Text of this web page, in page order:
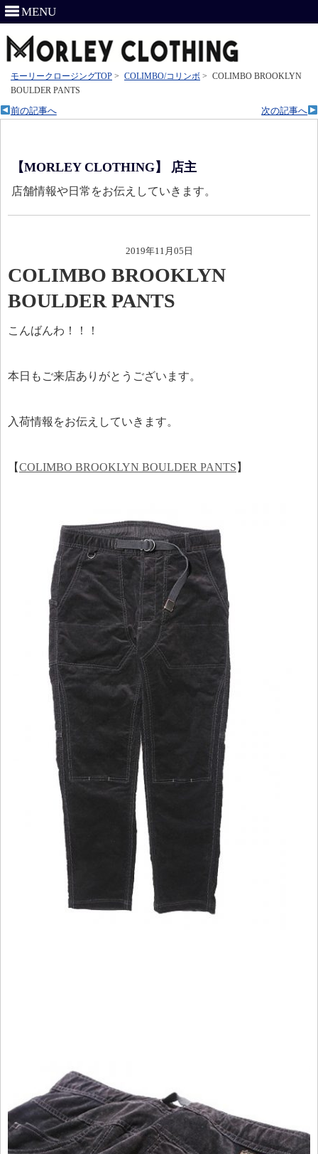
MENU
モーリークロージングTOP > COLIMBO/コリンボ > COLIMBO BROOKLYN
BOULDER PANTS
次の記事へ
前の記事へ
【MORLEY CLOTHING】 店主
店舗情報や日常をお伝えしていきます。
2019年11月05日
COLIMBO BROOKLYN
BOULDER PANTS
こんばんわ！！！
本日もご来店ありがとうございます。
入荷情報をお伝えしていきます。
【COLIMBO BROOKLYN BOULDER PANTS 】